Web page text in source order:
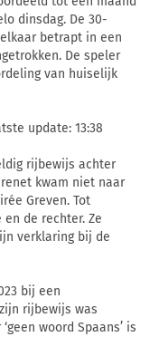
dinsdag. De 30-
betrapt in een
De speler
van huiselijk
update: 13:38
rijbewijs achter
kwam niet naar
Greven. Tot
de rechter. Ze
verklaring bij de
bij een
rijbewijs was
woord Spaans’ is